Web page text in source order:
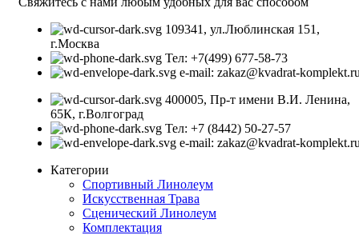
109341, ул.Люблинская 151,
г.Москва
Тел: +7(499) 677-58-73
e-mail: zakaz@kvadrat-
400005, Пр-т имени В.И. Ленина,
65К, г.Волгоград
Тел: +7 (8442) 50-27-57
e-mail: zakaz@kvadrat-
Категории
Спортивный Линолеум
Искусственная Трава
Сценический Линолеум
Комплектация